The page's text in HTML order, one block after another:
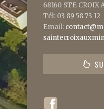
68160 STE CROIX
Tél: 03 89 58 73 12
Email: